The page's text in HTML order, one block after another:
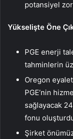
potansiyel
Yükselişte Öne
PGE enerji
tahminlerin
Oregon
PGE’nin
sağlayacak
fonu
Şirket